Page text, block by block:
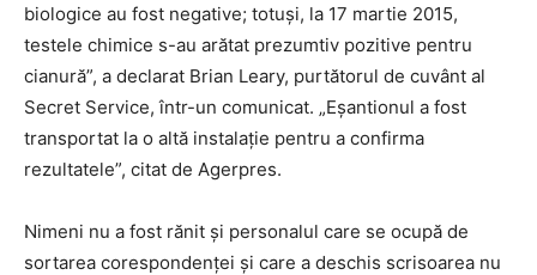
biologice au fost negative; totuşi, la 17 martie 2015,
testele chimice s-au arătat prezumtiv pozitive pentru
cianură”, a declarat Brian Leary, purtătorul de cuvânt al
Secret Service, într-un comunicat. „Eşantionul a fost
transportat la o altă instalaţie pentru a confirma
rezultatele”, citat de Agerpres.
Nimeni nu a fost rănit şi personalul care se ocupă de
sortarea corespondenţei şi care a deschis scrisoarea nu